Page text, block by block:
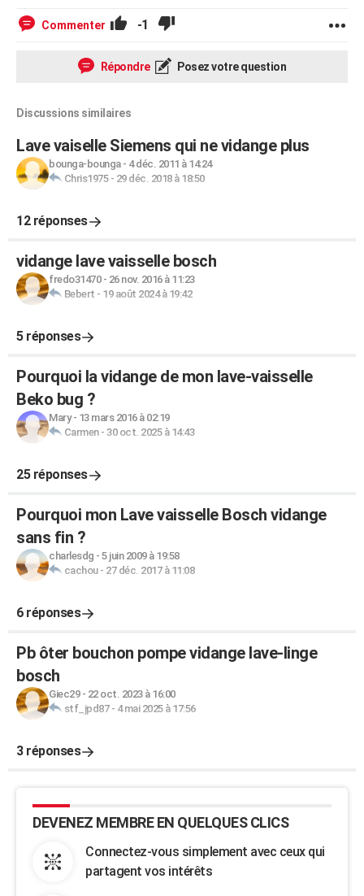
Commenter -1
Répondre Posez votre question
Discussions similaires
Lave vaiselle Siemens qui ne vidange plus
bounga-bounga- 4 déc. 2011 à 14:24
Chris1975- 29 déc. 2018 à 18:50
12 réponses
vidange lave vaisselle bosch
fredo31470- 26 nov. 2016 à 11:23
Bebert - 19 août 2024 à 19:42
5 réponses
Pourquoi la vidange de mon lave-vaisselle
Beko bug ?
Mary- 13 mars 2016 à 02:19
Carmen- 30 oct. 2025 à 14:43
25 réponses
Pourquoi mon Lave vaisselle Bosch vidange
sans fin ?
charlesdg - 5 juin 2009 à 19:58
cachou- 27 déc. 2017 à 11:08
6 réponses
Pb ôter bouchon pompe vidange lave-linge
bosch
Giec29- 22 oct. 2023 à 16:00
stf_jpd87- 4 mai 2025 à 17:56
3 réponses
DEVENEZ MEMBRE EN QUELQUES CLICS
Connectez-vous simplement avec ceux qui
partagent vos intérêts